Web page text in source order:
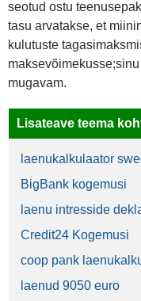
seotud ostu
tasu arvatakse, et
kulutuste
mugavam.
Lisateave teema
laenukalkulaator
BigBank kogemusi
laenu intresside
Credit24 Kogemusi
coop pank
laenud 9050 euro